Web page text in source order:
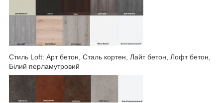
Стиль Loft: Арт бетон, Сталь кортен, Лайт бетон, Лофт бетон,
Білий перламутровий